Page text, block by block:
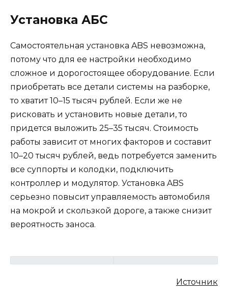
Установка АБС
Самостоятельная установка ABS невозможна,
потому что для ее настройки необходимо
сложное и дорогостоящее оборудование. Если
приобретать все детали системы на разборке,
то хватит 10–15 тысяч рублей. Если же не
рисковать и установить новые детали, то
придется выложить 25–35 тысяч. Стоимость
работы зависит от многих факторов и составит
10–20 тысяч рублей, ведь потребуется заменить
все суппорты и колодки, подключить
контроллер и модулятор. Установка ABS
серьезно повысит управляемость автомобиля
на мокрой и скользкой дороге, а также снизит
вероятность заноса.
Источник